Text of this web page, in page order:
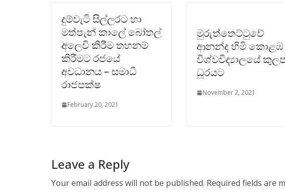
දුම්වැටි සිල්ලරට හා
මත්පැන් කාලේ බෝතල්
අලෙවි කිරීම තහනම්
කිරීමට රජයේ
අවධානය – සමාධි
රාජපක්ෂ
February 20, 2021
මුරුත්තෙට්ටුවේ
ආනන්ද හිමි කොළඹ
විශ්වවිද්‍යාලයේ
ධූරයට
November 2, 2021
Leave a Reply
Your email address will not be published. Required fields are